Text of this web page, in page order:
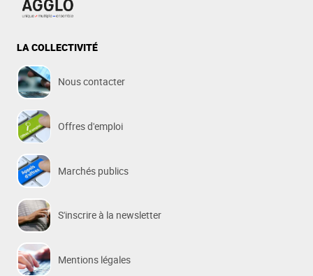
LA COLLECTIVITÉ
Nous contacter
Offres d'emploi
Marchés publics
S'inscrire à la newsletter
Mentions légales